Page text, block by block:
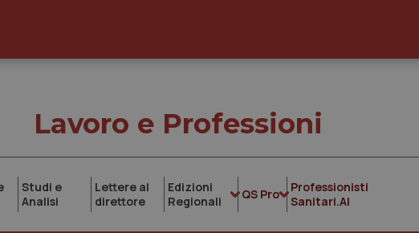
Lavoro e Professioni
Studi e
Analisi
Lettere al
direttore
Edizioni
Regionali
QS Pro
Professionisti
Sanitari.AI